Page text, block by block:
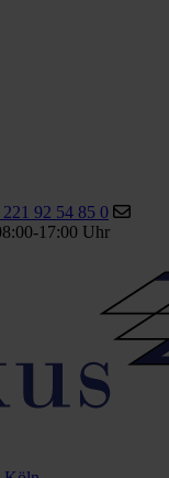
221 92 54 85 0
17:00 Uhr